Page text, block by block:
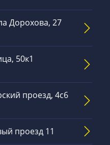
Дорохова, 27
50к1
проезд, 4с6
проезд 11